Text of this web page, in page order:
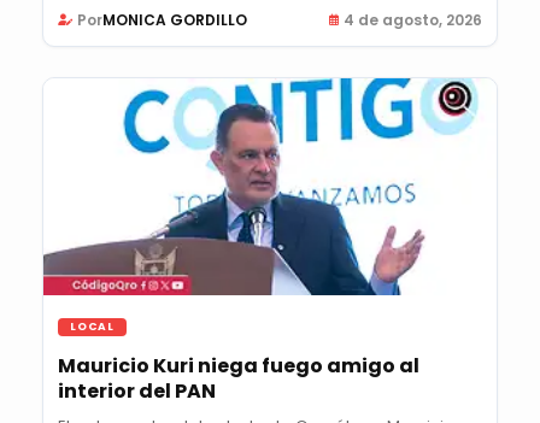
PorMONICA GORDILLO 4 de agosto, 2026
LOCAL
Mauricio Kuri niega fuego amigo al
interior del PAN